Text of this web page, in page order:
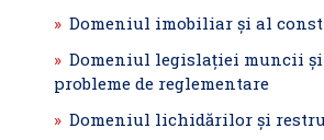
Domeniul imobiliar şi al
Domeniul legislaţiei muncii
probleme de reglementare
Domeniul lichidărilor şi